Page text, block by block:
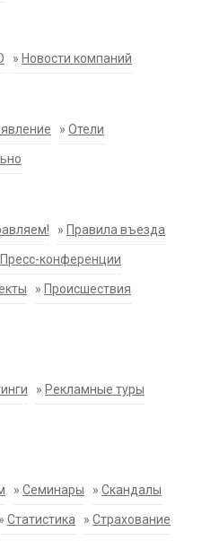
» Новости компаний
» Отели
» Правила въезда
Пресс-конференции
» Происшествия
» Рекламные туры
» Семинары » Скандалы
» Статистика » Страхование